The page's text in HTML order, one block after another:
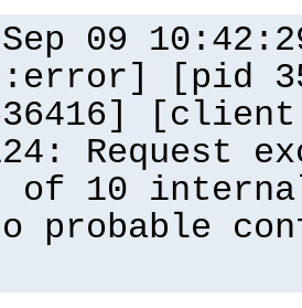
09
[pid
Request
of 10
probable